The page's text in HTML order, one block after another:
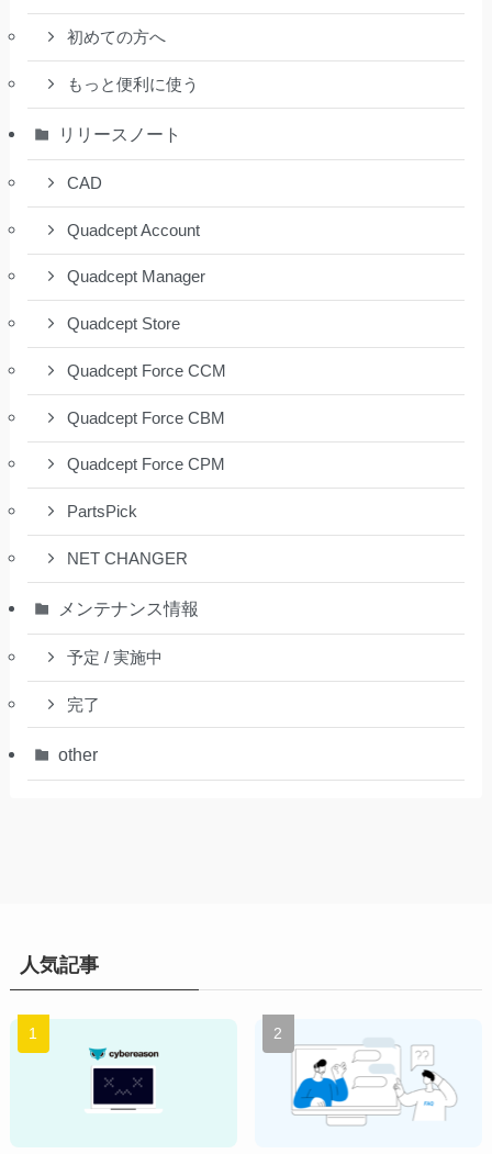
初めての方へ
もっと便利に使う
リリースノート
CAD
Quadcept Account
Quadcept Manager
Quadcept Store
Quadcept Force CCM
Quadcept Force CBM
Quadcept Force CPM
PartsPick
NET CHANGER
メンテナンス情報
予定 / 実施中
完了
other
人気記事